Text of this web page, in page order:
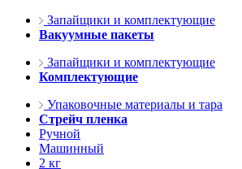
Запайщики и комплектующие
Вакуумные пакеты
Запайщики и комплектующие
Комплектующие
Упаковочные материалы и тара
Стрейч пленка
Ручной
Машинный
2 кг